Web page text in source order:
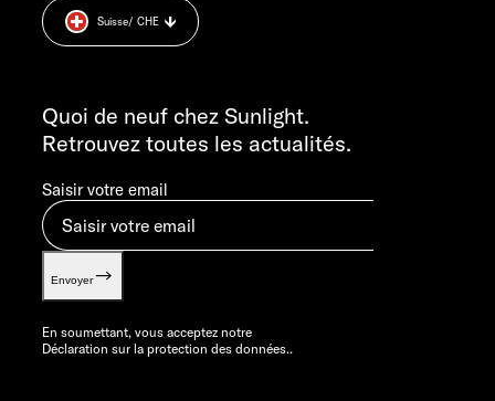
DU LUNDI AU JEUDI : 7H30 – 12H00 H ET 13H00 – 16H00
LE VENDREDI : 8H30 - 12H00
info@sunlight.de
Informations sur le poids.
Quoi de neuf chez Sunlight.
Retrouvez toutes les actualités.
Saisir votre email
Envoyer
En soumettant, vous acceptez notre
Déclaration sur la protection des données..
Suisse/ CHE